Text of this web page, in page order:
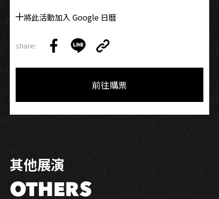
將此活動加入 Google 日曆
share:
on
on
Link
Copy
前往購票
其他展演
OTHERS